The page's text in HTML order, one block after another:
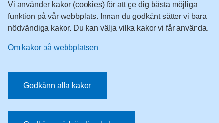
Information för leverantörsskolor
Sociala medier
Vuxenutbildning Stockholm, Instagram
Har du tips på vad vi borde publicera på webbplatsen? Mejla
Vi använder kakor (cookies) för att ge dig bästa möjliga
funktion på vår webbplats. Innan du godkänt sätter vi bara
nödvändiga kakor. Du kan välja vilka kakor vi får använda.
Om kakor på webbplatsen
Godkänn alla kakor